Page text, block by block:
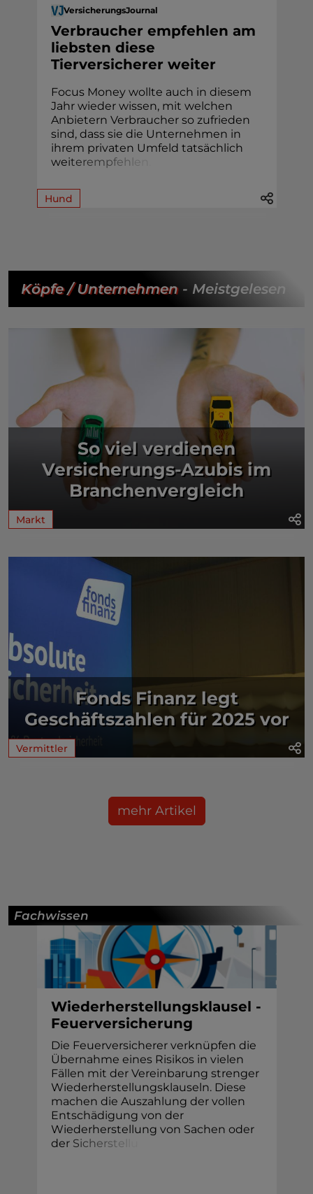
VersicherungsJournal
Verbraucher empfehlen am
liebsten diese
Tierversicherer weiter
Focus Money wollte auch in diesem
Jahr wieder wissen, mit welchen
Anbietern Verbraucher so zufrieden
sind, dass sie die Unternehmen in
ihrem privaten Umfeld tatsächlich
weiterempfeh le
Hund
Köpfe / Unternehmen- Meistgelesen
So viel verdienen
Versicherungs-Azubis im
Branchenvergleich
Markt
Fonds Finanz legt
Geschäftszahlen für 2025 vor
Vermittler
mehr Artikel
Fachwissen
Wiederherstellungsklausel -
Feuerversicherung
Die Feuerversicherer verknüpfen die
Übernahme eines Risikos in vielen
Fällen mit der Vereinbarung strenger
Wiederherstellungsklauseln. Diese
machen die Auszahlung der vollen
Entschädigung von der
Wiederherstellung von Sachen oder
der Sicherste